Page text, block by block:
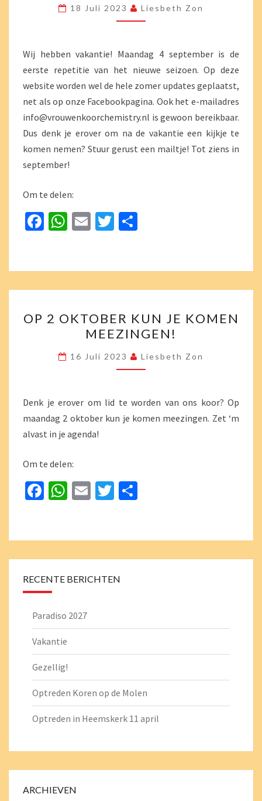
18 Juli 2023 Liesbeth Zon
Wij hebben vakantie! Maandag 4 september is de
eerste repetitie van het nieuwe seizoen. Op deze
website worden wel de hele zomer updates geplaatst,
net als op onze Facebookpagina. Ook het e-mailadres
info@vrouwenkoorchemistry.nl is gewoon bereikbaar.
Dus denk je erover om na de vakantie een kijkje te
komen nemen? Stuur gerust een mailtje! Tot ziens in
september!
Om te delen:
Fa
o
o
k
W
sA
p
p
E
l
T
er n
2
OKTOBER
KUN
JE
MEEZINGEN!
OP 2 OKTOBER KUN JE KOMEN
MEEZINGEN!
16 Juli 2023 Liesbeth Zon
Denk je erover om lid te worden van ons koor? Op
maandag 2 oktober kun je komen meezingen. Zet ‘m
alvast in je agenda!
Om te delen:
Fa
o
o
k
W
sA
p
p
E
l
T
er n
RECENTE BERICHTEN
Paradiso 2027
Vakantie
Gezellig!
Optreden Koren op de Molen
Optreden in Heemskerk 11 april
ARCHIEVEN